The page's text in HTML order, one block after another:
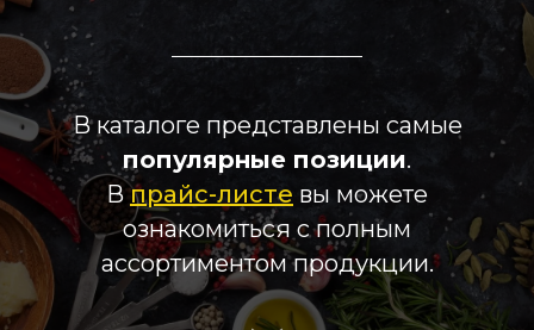
В каталоге представлены самые
популярные позиции.
Впрайс-листе вы можете
ознакомиться с полным
ассортиментом продукции.